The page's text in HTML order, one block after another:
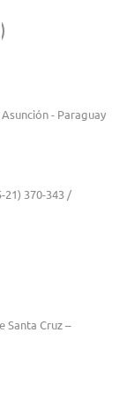
- Paraguay
21) 370-343 /
Santa Cruz –